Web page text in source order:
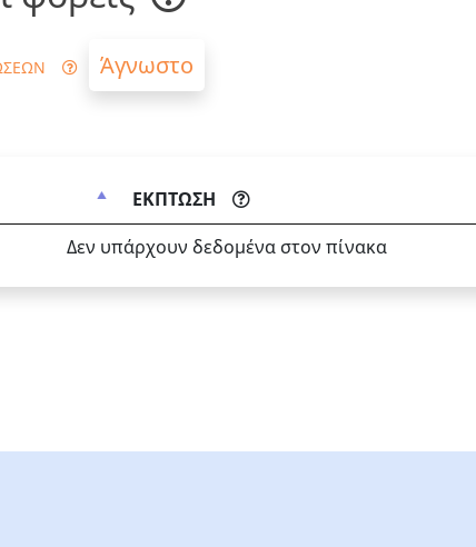
Άγνωστο
ΕΚΠΤΩΣΗ
Δεν υπάρχουν δεδομένα στον πίνακα